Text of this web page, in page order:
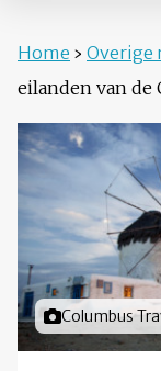
Home › Overige
eilanden van de
Foto door
Columbus